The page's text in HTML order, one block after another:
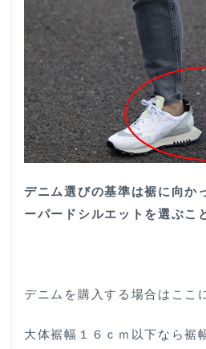
デニム選びの基準は裾に向か
ーパードシルエットを選ぶこ
デニムを購入する場合はここ
大体裾幅１６ｃｍ以下なら裾